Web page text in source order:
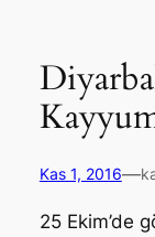
Kas 1, 2016—
25 Ekim’de